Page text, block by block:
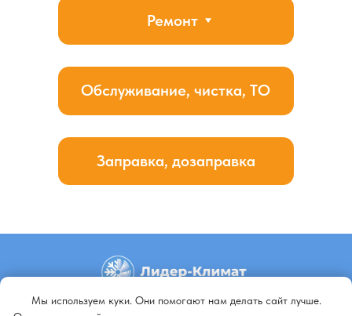
+79140648798
Мы используем куки. Они помогают нам делать сайт лучше.